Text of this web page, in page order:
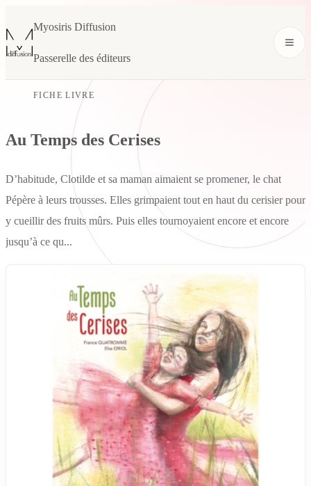
Myosiris Diffusion
Passerelle des éditeurs
FICHE LIVRE
Au Temps des Cerises
D’habitude, Clotilde et sa maman aimaient se promener, le chat
Pépère à leurs trousses. Elles grimpaient tout en haut du cerisier pour
y cueillir des fruits mûrs. Puis elles tournoyaient encore et encore
jusqu’à ce qu...